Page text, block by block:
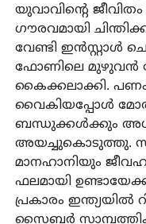
യുവാവിന്റെ
ഗൗരവമായി
വേണ്ടി ഇന്‍സ്റ്റാള്‍
ഫോണിലെ മുഴുവന്‍
കൈക്കലാക്കി. പണം
വൈകിയപ്പോള്‍
ബന്ധുക്കള്‍ക്കും
അയച്ചുകൊടുത്തു.
മാനഹാനിയും
ഫലമായി
പ്രകാരം ഇന്ത്യയില്‍
സൈബര്‍